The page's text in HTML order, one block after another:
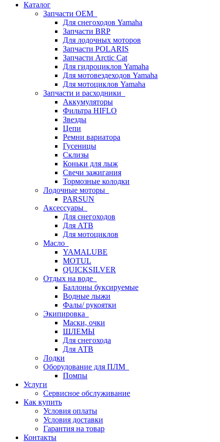
Каталог
Запчасти OEM
Для снегоходов Yamaha
Запчасти BRP
Для лодочных моторов
Запчасти POLARIS
Запчасти Arctic Cat
Для гидроциклов Yamaha
Для мотовездеходов Yamaha
Для мотоциклов Yamaha
Запчасти и расходники
Аккумуляторы
Фильтра HIFLO
Звезды
Цепи
Ремни вариатора
Гусеницы
Склизы
Коньки для лыж
Свечи зажигания
Тормозные колодки
Лодочные моторы
PARSUN
Аксессуары
Для снегоходов
Для АТВ
Для мотоциклов
Масло
YAMALUBE
MOTUL
QUICKSILVER
Отдых на воде
Баллоны буксируемые
Водные лыжи
Фалы/ рукоятки
Экипировка
Маски, очки
ШЛЕМЫ
Для снегохода
Для АТВ
Лодки
Оборудование для ПЛМ
Помпы
Услуги
Сервисное обслуживание
Как купить
Условия оплаты
Условия доставки
Гарантия на товар
Контакты